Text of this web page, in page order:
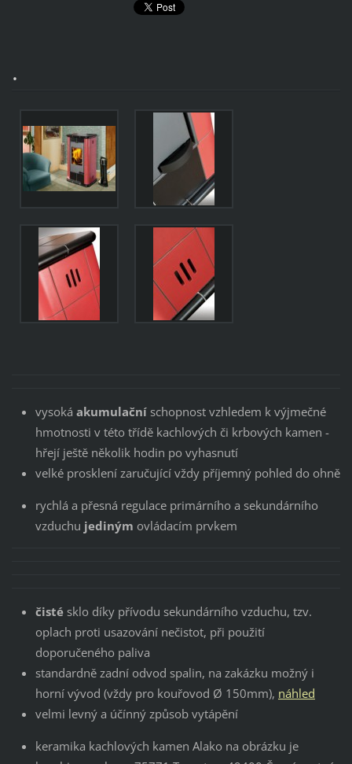
.
vysoká akumulačníschopnost vzhledem k výjmečné
hmotnosti v této třídě kachlových či krbových kamen -
hřejí ještě několik hodin po vyhasnutí
velké prosklení zaručující vždy příjemný pohled do ohně
rychlá a přesná regulace primárního a sekundárního
vzduchu jediným ovládacím prvkem
čistésklo díky přívodu sekundárního vzduchu, tzv.
oplach proti usazování nečistot, při použití
doporučeného paliva
standardně zadní odvod spalin, na zakázku možný i
horní vývod (vždy pro kouřovod Ø 150mm), náhled
velmi levný a účínný způsob vytápění
keramika kachlových kamen Alako na obrázku je